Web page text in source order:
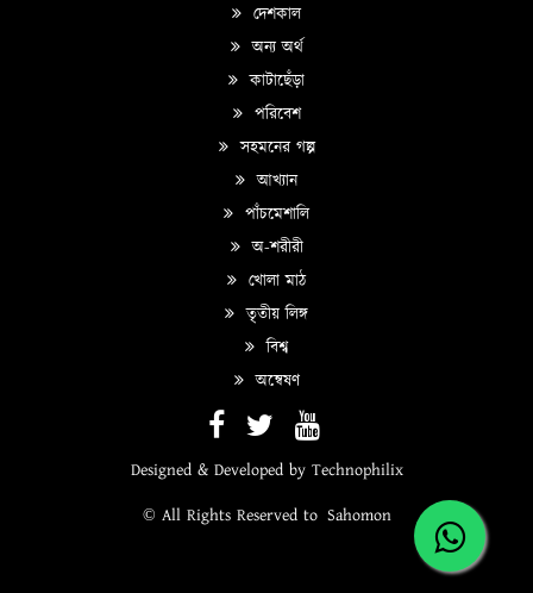
দেশকাল
অন্য অর্থ
কাটাছেঁড়া
পরিবেশ
সহমনের গল্প
আখ্যান
পাঁচমেশালি
অ-শরীরী
খোলা মাঠ
তৃতীয় লিঙ্গ
বিশ্ব
অন্বেষণ
Designed & Developed by Technophilix
© All Rights Reserved to Sahomon